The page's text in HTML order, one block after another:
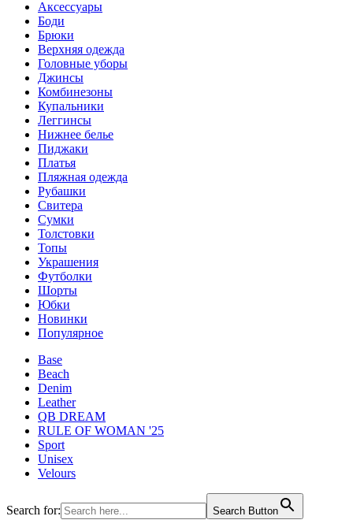
Аксессуары
Боди
Брюки
Верхняя одежда
Головные уборы
Джинсы
Комбинезоны
Купальники
Леггинсы
Нижнее белье
Пиджаки
Платья
Пляжная одежда
Рубашки
Свитера
Сумки
Толстовки
Топы
Украшения
Футболки
Шорты
Юбки
Новинки
Популярное
Base
Beach
Denim
Leather
QB DREAM
RULE OF WOMAN '25
Sport
Unisex
Velours
Search for: Search Button